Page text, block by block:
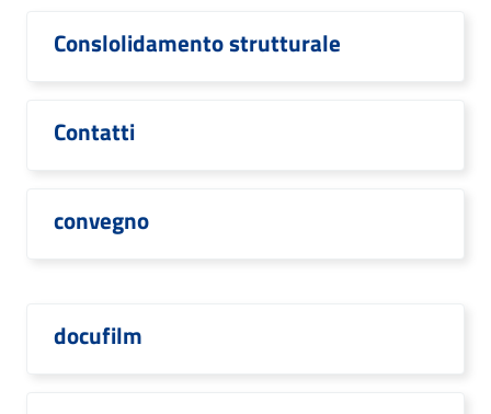
Conslolidamento strutturale
Contatti
convegno
docufilm